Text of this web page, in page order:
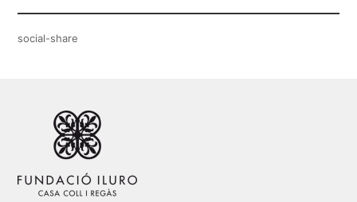
social-share